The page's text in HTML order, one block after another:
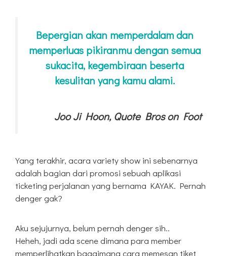
Bepergian akan memperdalam dan
memperluas pikiranmu dengan semua
sukacita, kegembiraan beserta
kesulitan yang kamu alami.
Joo Ji Hoon, Quote Bros on Foot
Yang terakhir, acara variety show ini sebenarnya
adalah bagian dari promosi sebuah aplikasi
ticketing perjalanan yang bernama KAYAK. Pernah
denger gak?
Aku sejujurnya, belum pernah denger sih..
Heheh, jadi ada scene dimana para member
memperlihatkan bagaimana cara memesan tiket